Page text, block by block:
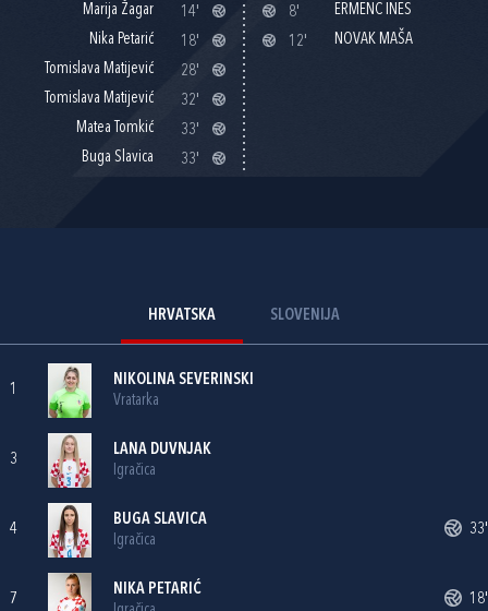
Marija Žagar
14'
Nika Petarić
18'
Tomislava Matijević
28'
Tomislava Matijević
32'
Matea Tomkić
33'
Buga Slavica
33'
8'
ERMENC INES
12'
NOVAK MAŠA
HRVATSKA SLOVENIJA
1
NIKOLINA SEVERINSKI
Vratarka
3
LANA DUVNJAK
Igračica
4
BUGA SLAVICA
Igračica
33'
7
NIKA PETARIĆ
18'